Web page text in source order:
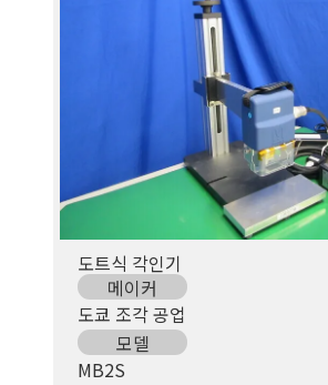
도트식 각인기
메이커
도쿄 조각 공업
모델
MB2S